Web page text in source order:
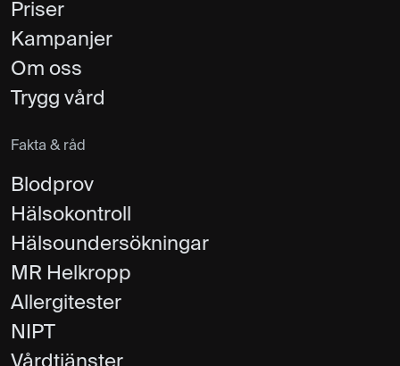
Priser
Kampanjer
Om oss
Trygg vård
Fakta & råd
Blodprov
Hälsokontroll
Hälsoundersökningar
MR Helkropp
Allergitester
NIPT